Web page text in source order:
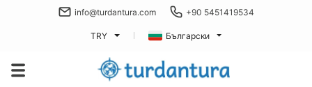
info@turdantura.com +90 5451419534
TRY Български